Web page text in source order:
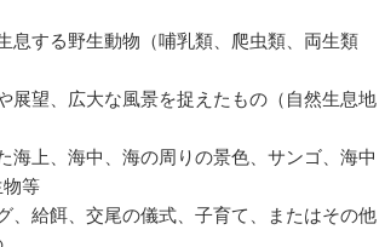
息する野生動物（哺乳類、爬虫類、両生類
展望、広大な風景を捉えたもの（自然生息地
海上、海中、海の周りの景色、サンゴ、海中
等
、給餌、交尾の儀式、子育て、またはその他